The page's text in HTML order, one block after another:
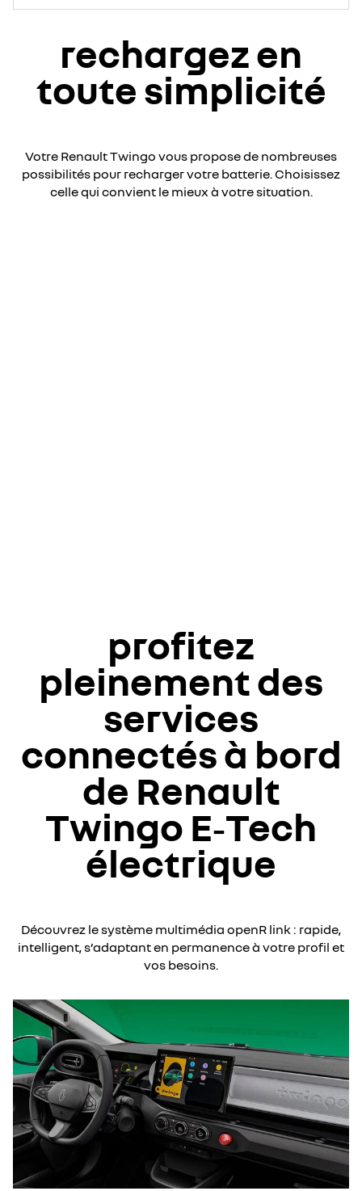
rechargez en
toute simplicité
Votre Renault Twingo vous propose de nombreuses
possibilités pour recharger votre batterie. Choisissez
celle qui convient le mieux à votre situation​.
profitez
pleinement des
services
connectés à bord
de Renault
Twingo E‑Tech
électrique​
Découvrez le système multimédia openR link : rapide,
intelligent, s’adaptant en permanence à votre profil et
vos besoins.​